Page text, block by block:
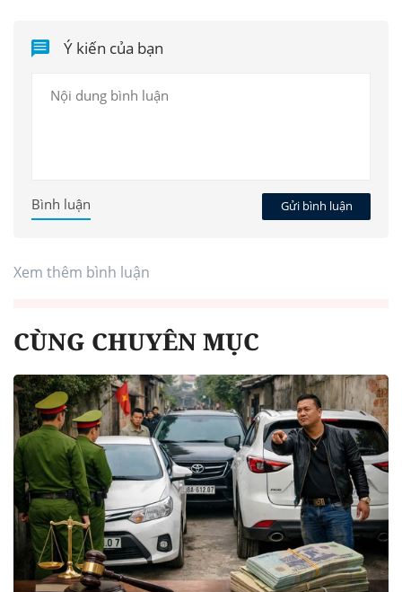
Ý kiến của bạn
Gửi bình luận
Bình luận
Xem thêm bình luận
CÙNG CHUYÊN MỤC